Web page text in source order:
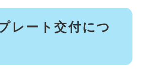
レート交付につ